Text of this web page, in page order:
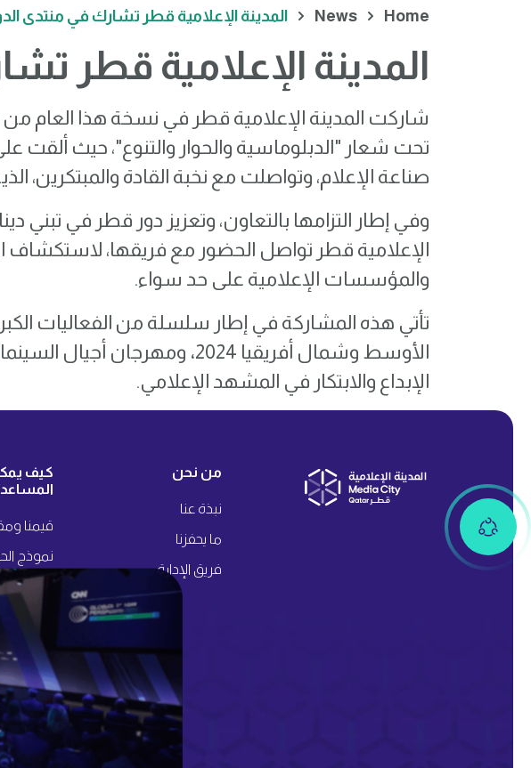
Home
News المدينة الإعلامية قطر تشارك في منتدى الدوحة
المدينة الإعلامية قطر
تحت شعار "الدبلوماسية والحوار والتنوع"، حيث
صناعة الإعلام، وتواصلت مع نخبة القادة والمبتكرين،
وفي إطار التزامها بالتعاون، وتعزيز دور قطر في تبني
الإعلامية قطر تواصل الحضور مع فريقها، لاستكشاف
والمؤسسات الإعلامية على حد سواء.
الأوسط وشمال أفريقيا 2024
، ومهرجان أجيال
الإبداع والابتكار في المشهد الإعلامي.
من نحن
نبذة عنا
ما يحفزنا
فريق الإدارة
كيف
قيمنا
نموذج